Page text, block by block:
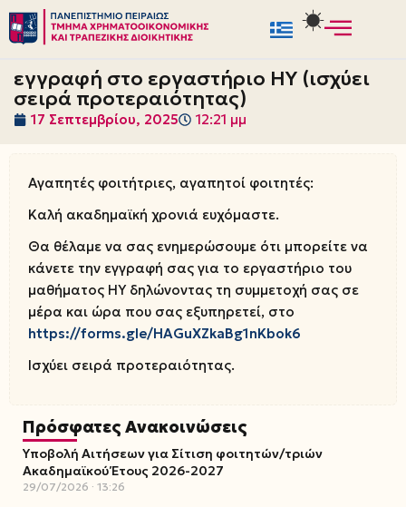
Μεταπηδήστε
στο
περιεχόμενο
εγγραφή στο εργαστήριο HY (ισχύει
σειρά προτεραιότητας)
17 Σεπτεμβρίου, 2025 12:21 μμ
Αγαπητές φοιτήτριες, αγαπητοί φοιτητές:
Καλή ακαδημαϊκή χρονιά ευχόμαστε.
Θα θέλαμε να σας ενημερώσουμε ότι μπορείτε να
κάνετε την εγγραφή σας για το εργαστήριο του
μαθήματος ΗΥ δηλώνοντας τη συμμετοχή σας σε
μέρα και ώρα που σας εξυπηρετεί, στο
https://forms.gle/HAGuXZkaBg1nKbok6
Ισχύει σειρά προτεραιότητας.
Πρόσφατες Ανακοινώσεις
Υποβολή Αιτήσεων για Σίτιση φοιτητών/τριών
Ακαδημαϊκού Έτους 2026-2027
29/07/2026 13:26